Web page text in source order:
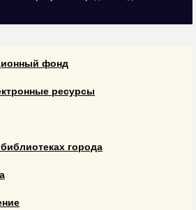
фонд
ресурсы
города